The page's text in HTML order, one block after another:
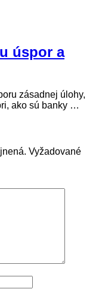
úspor a
zásadnej úlohy,
ako sú banky …
Vyžadované